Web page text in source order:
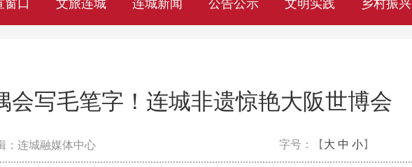
窗口 文旅连城 连城新闻 公告公示 文明实践 乡村振兴
会写毛笔字！连城非遗惊艳大阪世博会
：连城融媒体中心 字号：【 大 中 小】